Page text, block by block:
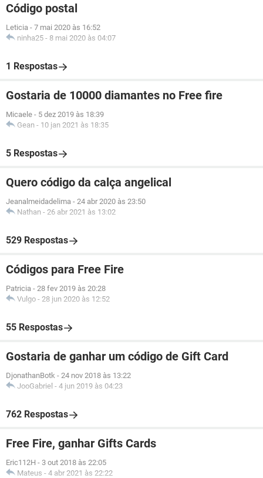
Código postal
Leticia - 7 mai 2020 às 16:52
ninha25 - 8 mai 2020 às 04:07
1 Respostas
Gostaria de 10000 diamantes no Free fire
Micaele - 5 dez 2019 às 18:39
Gean - 10 jan 2021 às 18:35
5 Respostas
Quero código da calça angelical
Jeanalmeidadelima - 24 abr 2020 às 23:50
Nathan - 26 abr 2021 às 13:02
529 Respostas
Códigos para Free Fire
Patricia - 28 fev 2019 às 20:28
Vulgo - 28 jun 2020 às 12:52
55 Respostas
Gostaria de ganhar um código de Gift Card
DjonathanBotk - 24 nov 2018 às 13:22
JooGabriel - 4 jun 2019 às 04:23
762 Respostas
Free Fire, ganhar Gifts Cards
Eric112H - 3 out 2018 às 22:05
Mateus - 4 abr 2021 às 22:22